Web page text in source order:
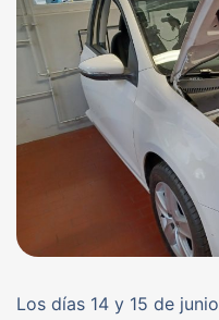
Los días 14 y 15 de